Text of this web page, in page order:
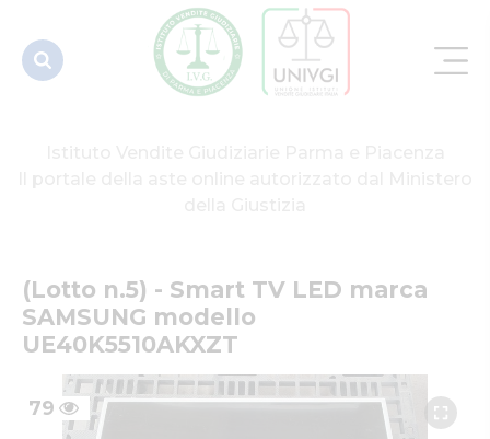
UE40K5510AKXZT
(Lotto n.5) - Smart TV LED marca
SAMSUNG modello
UE40K5510AKXZT
79